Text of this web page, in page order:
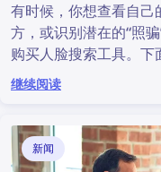
有时候，你想查看自
方，或识别潜在的“照
购买人脸搜索工具。下
依然非常实用的替代方
继续阅读
新闻